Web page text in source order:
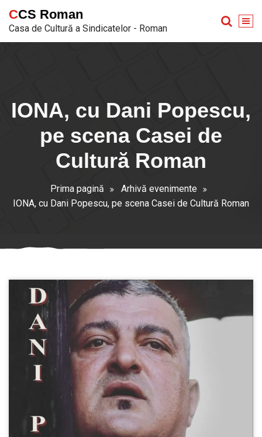
conținut
CCS Roman
Casa de Cultură a Sindicatelor - Roman
IONA, cu Dani Popescu,
pe scena Casei de
Cultură Roman
Prima pagină
Arhivă evenimente
IONA, cu Dani Popescu, pe scena Casei de Cultură Roman